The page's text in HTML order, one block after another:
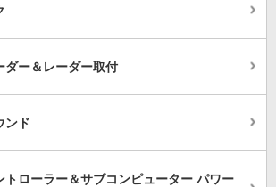
ダー＆レーダー取付
ンド
トローラー＆サブコンピューター パワー